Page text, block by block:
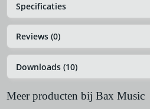
Specificaties
Reviews (0)
Downloads (10)
Meer producten bij Bax Music